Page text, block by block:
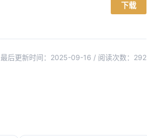
下载
最后更新时间：2025-09-16 / 阅读次数： 292